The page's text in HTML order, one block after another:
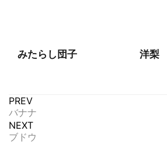
みたらし団子 洋梨
PREV
バナナ
NEXT
ブドウ